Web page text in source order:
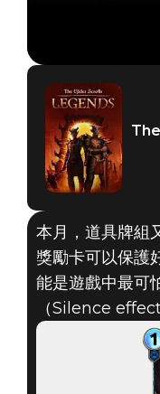
The Elder
2020年12月26日
《
本月，道具牌組
獎勵卡可以保護
能是遊戲中最可
（Silence